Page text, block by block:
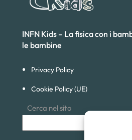
INFN Kids – La fisica con i
le bambine
Privacy Policy
Cookie Policy (UE)
Cerca nel sito